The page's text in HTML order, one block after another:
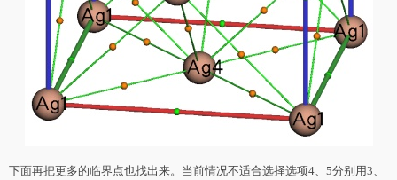
下面再把更多的临界点也找出来。当前情况不适合选择选项4、5分别用3、